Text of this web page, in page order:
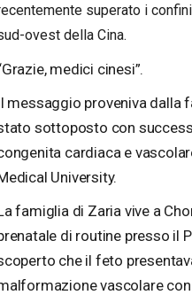
superato i
ovest della Cina.
medici cinesi”.
messaggio proveniva dalla
sottoposto con
cardiaca e
University.
famiglia di Zaria vive a
di routine presso il
che il feto
vascolare